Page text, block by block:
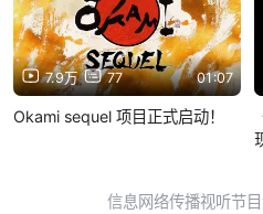
7.9万 77 01:07
Okami sequel 项目正式启动！
信息网络传播视听节